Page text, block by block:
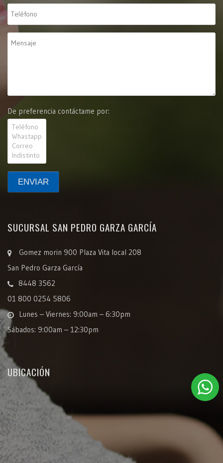
De preferencia contáctame por:
SUCURSAL SAN PEDRO GARZA GARCÍA
Gomez morin 900 Plaza Vita local 208
San Pedro Garza García
8448 3562
01 800 0254 5806
Lunes – Viernes: 9:00am – 6:30pm
Sábados: 9:00am – 12:30pm
UBICACIÓN